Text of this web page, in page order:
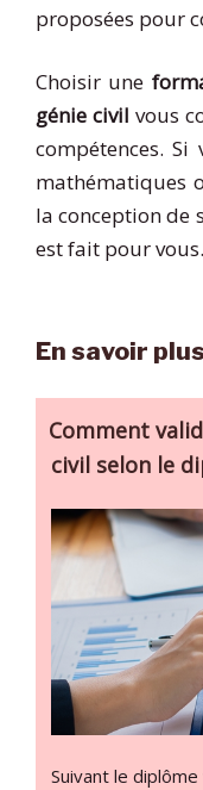
proposées pour
Choisir une
génie civil vous
compétences. Si
mathématiques
la conception de
est fait pour vous.
En savoir
Comment
civil selon le
Suivant le